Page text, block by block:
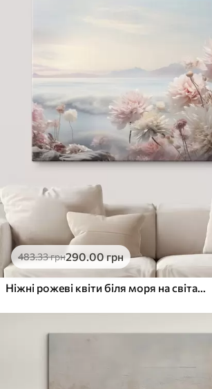
483.33грн290.00грн
Ніжні рожеві квіти біля моря на світанку